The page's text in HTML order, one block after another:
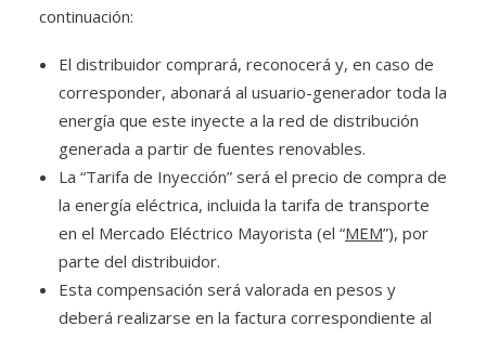
continuación:
El distribuidor comprará, reconocerá y, en caso de
corresponder, abonará al usuario-generador toda la
energía que este inyecte a la red de distribución
generada a partir de fuentes renovables.
La “Tarifa de Inyección” será el precio de compra de
la energía eléctrica, incluida la tarifa de transporte
en el Mercado Eléctrico Mayorista (el “MEM”), por
parte del distribuidor.
Esta compensación será valorada en pesos y
deberá realizarse en la factura correspondiente al